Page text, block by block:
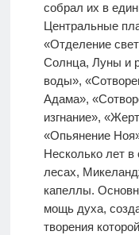
собрал их в
Центральные
«Отделение
Солнца, Луны и
воды»,
Адама»,
изгнание»,
«Опьянение
Несколько лет в
лесах,
капеллы.
мощь духа,
творения